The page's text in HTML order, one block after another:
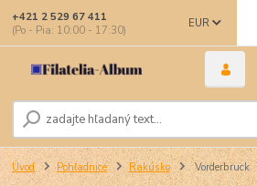
EUR
+421 2 529 67 411
(Po - Pia: 10:00 - 17:30)
Úvod Pohľadnice Rakúsko Vorderbruck